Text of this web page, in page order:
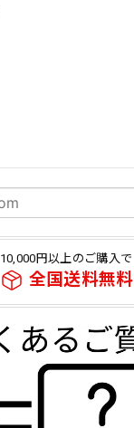
10,000円以上のご購入で
全国送料無料